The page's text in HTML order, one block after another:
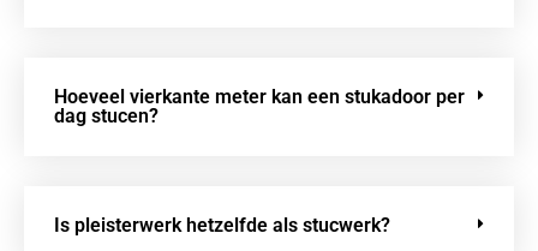
Hoeveel vierkante meter kan een stukadoor per
dag stucen?
Is pleisterwerk hetzelfde als stucwerk?